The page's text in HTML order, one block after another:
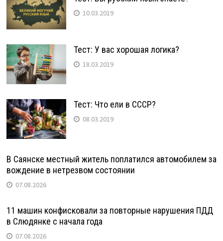
10.03.2019
Тест: У вас хорошая логика?
18.03.2019
Тест: Что ели в СССР?
08.03.2019
В Саянске местный житель поплатился автомобилем за
вождение в нетрезвом состоянии
07.08.2026
11 машин конфисковали за повторные нарушения ПДД
в Слюдянке с начала года
07.08.2026